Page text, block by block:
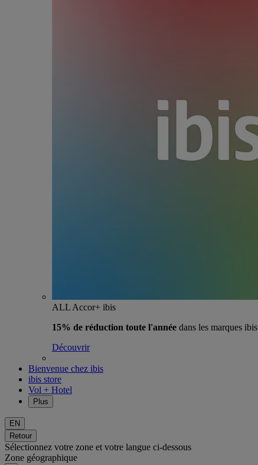
ALL Accor+ ibis
15% de réduction toute l'année dans les marques ibis
Découvrir
Bienvenue chez ibis
ibis store
Vol + Hotel
Plus
EN
Retour
Sélectionnez votre zone et votre langue ci-dessous
Zone géographique